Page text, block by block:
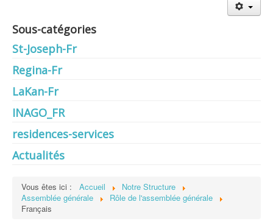
Nos établissements
Nos services
Notre Structure
Bénévolat
Contact
EMPLOIS
Protection des données
Sous-catégories
St-Joseph-Fr
Regina-Fr
LaKan-Fr
INAGO_FR
residences-services
Actualités
Vous êtes ici : Accueil
Notre Structure
Assemblée générale
Rôle de l'assemblée générale
Français